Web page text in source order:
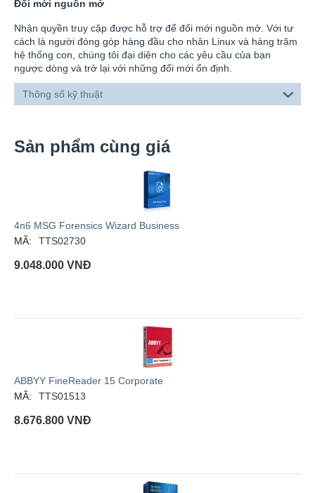
Đổi mới nguồn mở
Nhận quyền truy cập được hỗ trợ để đổi mới nguồn mở. Với tư
cách là người đóng góp hàng đầu cho nhân Linux và hàng trăm
hệ thống con, chúng tôi đại diện cho các yêu cầu của bạn
ngược dòng và trở lại với những đổi mới ổn định.
Thông số kỹ thuật
Sản phẩm cùng giá
4n6 MSG Forensics Wizard Business
MÃ:
TTS02730
9.048.000 VNĐ
ABBYY FineReader 15 Corporate
MÃ:
TTS01513
8.676.800 VNĐ